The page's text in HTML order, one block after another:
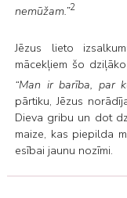
nemūžam.”2
Jēzus lieto
mācekļiem šo
“Man ir barība, par
pārtiku, Jēzus
Dieva gribu un dot
maize, kas piepilda
esībai jaunu nozīmi.